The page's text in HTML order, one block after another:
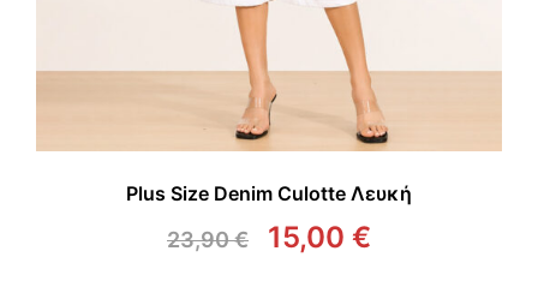
Plus Size Denim Culotte Λευκή
23,90€ 15,00 €